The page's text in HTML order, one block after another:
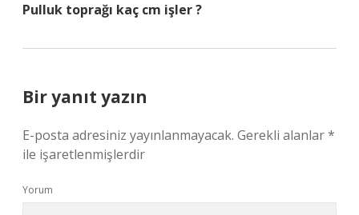
Pulluk toprağı kaç cm işler ?
Bir yanıt yazın
E-posta adresiniz yayınlanmayacak. Gerekli alanlar*
ile işaretlenmişlerdir
Yorum